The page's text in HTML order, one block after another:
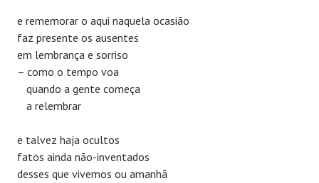
e rememorar o aqui naquela ocasião
faz presente os ausentes
em lembrança e sorriso
– como o tempo voa
quando a gente começa
a relembrar
e talvez haja ocultos
fatos ainda não-inventados
desses que vivemos ou amanhã